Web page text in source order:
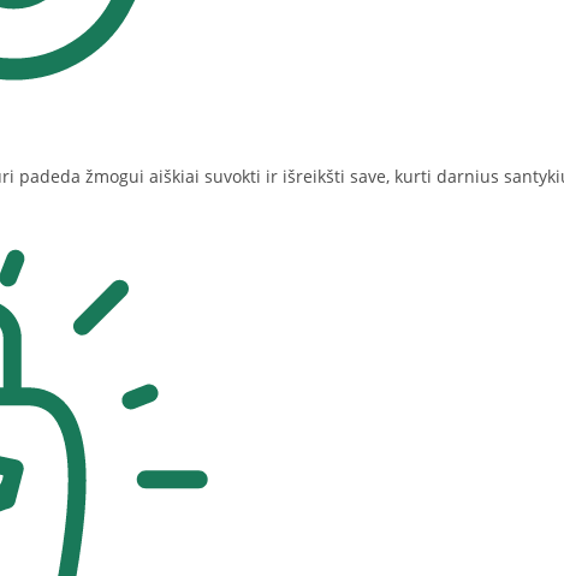
padeda žmogui aiškiai suvokti ir išreikšti save, kurti darnius